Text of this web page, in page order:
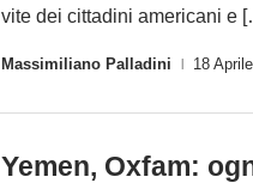
vite dei cittadini americani e
Massimiliano Palladini 18
Yemen, Oxfam: